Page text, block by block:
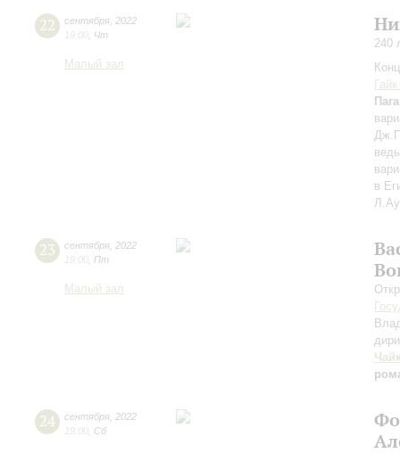
22 сентября 2022
19:00 Чт
Малый зал
240
в
23 сентября 2022
19:00 Пт
Малый зал
24 сентября 2022
19:00 Сб